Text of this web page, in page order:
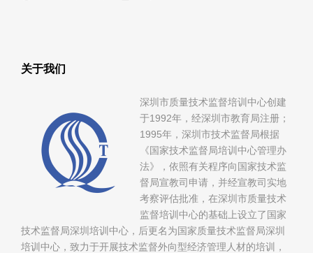
关于我们
深圳市质量技术监督培训中心创建
于1992年，经深圳市教育局注册；
1995年，深圳市技术监督局根据
《国家技术监督局培训中心管理办
法》，依照有关程序向国家技术监
督局宣教司申请，并经宣教司实地
考察评估批准，在深圳市质量技术
监督培训中心的基础上设立了国家
技术监督局深圳培训中心，后更名为国家质量技术监督局深圳
培训中心，致力于开展技术监督外向型经济管理人材的培训，